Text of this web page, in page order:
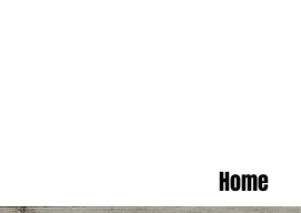
Home